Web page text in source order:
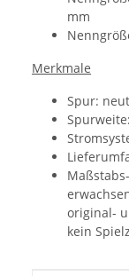
mm
Merkmale
Spur:
original-
kein